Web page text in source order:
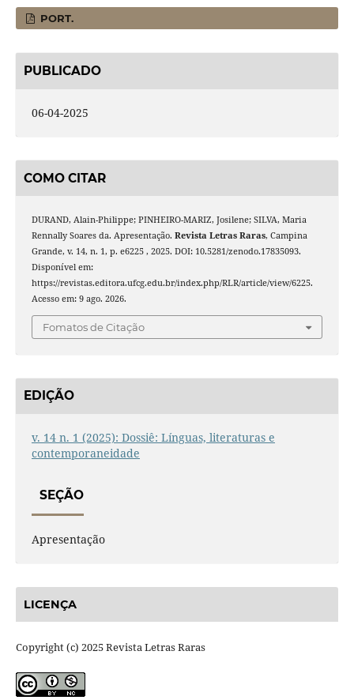
PORT.
PUBLICADO
06-04-2025
COMO CITAR
DURAND, Alain-Philippe; PINHEIRO-MARIZ, Josilene; SILVA, Maria
Rennally Soares da. Apresentação. Revista Letras Raras, Campina
Grande, v. 14, n. 1, p. e6225 , 2025. DOI: 10.5281/zenodo.17835093.
Disponível em:
https://revistas.editora.ufcg.edu.br/index.php/RLR/article/view/6225.
Acesso em: 9 ago. 2026.
Fomatos de Citação
EDIÇÃO
v. 14 n. 1 (2025): Dossiê: Línguas, literaturas e
contemporaneidade
SEÇÃO
Apresentação
LICENÇA
Copyright (c) 2025 Revista Letras Raras